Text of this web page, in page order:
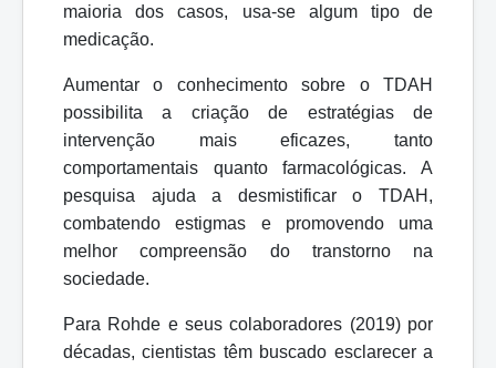
maioria dos casos, usa-se algum tipo de
medicação.
Aumentar o conhecimento sobre o TDAH
possibilita a criação de estratégias de
intervenção mais eficazes, tanto
comportamentais quanto farmacológicas. A
pesquisa ajuda a desmistificar o TDAH,
combatendo estigmas e promovendo uma
melhor compreensão do transtorno na
sociedade.
Para Rohde e seus colaboradores (2019) por
décadas, cientistas têm buscado esclarecer a